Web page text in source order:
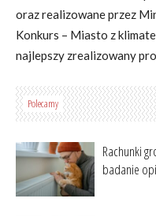
oraz realizowane przez
Konkurs – Miasto z
najlepszy zrealizowany
Polecamy
Rachunki
badanie